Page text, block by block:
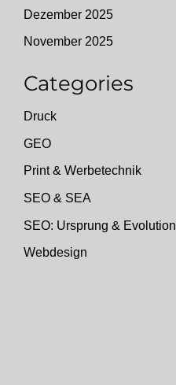
Dezember 2025
November 2025
Categories
Druck
GEO
Print & Werbetechnik
SEO & SEA
SEO: Ursprung & Evolution
Webdesign